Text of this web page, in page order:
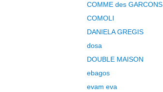
COMME des GARCONS
COMOLI
DANIELA GREGIS
dosa
DOUBLE MAISON
ebagos
evam eva